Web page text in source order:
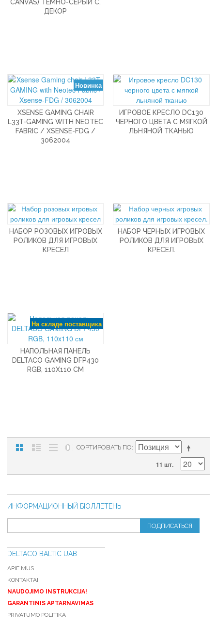
CANVAS) ТЕМНО-СЕРЫЙ С.
ДЕКОР
Новинка
XSENSE GAMING CHAIR
L33T-GAMING WITH NEOTEC
FABRIC / XSENSE-FDG /
3062004
ИГРОВОЕ КРЕСЛО DC130
ЧЕРНОГО ЦВЕТА С МЯГКОЙ
ЛЬНЯНОЙ ТКАНЬЮ
НАБОР РОЗОВЫХ ИГРОВЫХ
РОЛИКОВ ДЛЯ ИГРОВЫХ
КРЕСЕЛ
НАБОР ЧЕРНЫХ ИГРОВЫХ
РОЛИКОВ ДЛЯ ИГРОВЫХ
КРЕСЕЛ.
На складе поставщика
НАПОЛЬНАЯ ПАНЕЛЬ
DELTACO GAMING DFP430
RGB, 110X110 СМ
СОРТИРОВАТЬ ПО
11 шт.
ИНФОРМАЦИОННЫЙ БЮЛЛЕТЕНЬ
ПОДПИСАТЬСЯ
DELTACO BALTIC UAB
APIE MUS
KONTAKTAI
NAUDOJIMO INSTRUKCIJA!
GARANTINIS APTARNAVIMAS
PRIVATUMO POLITIKA